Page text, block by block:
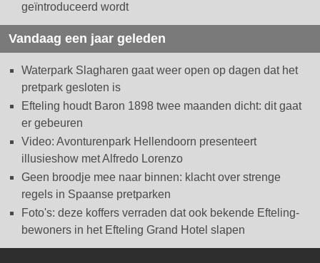
geïntroduceerd wordt
Vandaag een jaar geleden
Waterpark Slagharen gaat weer open op dagen dat het
pretpark gesloten is
Efteling houdt Baron 1898 twee maanden dicht: dit gaat
er gebeuren
Video: Avonturenpark Hellendoorn presenteert
illusieshow met Alfredo Lorenzo
Geen broodje mee naar binnen: klacht over strenge
regels in Spaanse pretparken
Foto's: deze koffers verraden dat ook bekende Efteling-
bewoners in het Efteling Grand Hotel slapen